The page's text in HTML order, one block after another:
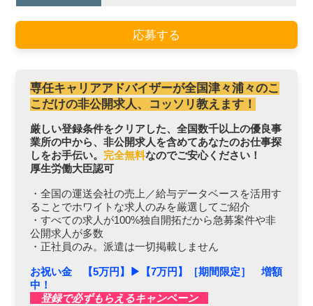
応募する
専任キャリアアドバイザーが全国津々浦々のこ
こだけの非公開求人、コッソリ教えます！
厳しい登録条件をクリアした、全国数千以上の優良事
業所の中から、非公開求人を含めてあなたのお仕事探
しをお手伝い。 完全無料なのでご安心ください！
厚生労働大臣認可
・全国の運送会社の売上／給与データベースを活用す
ることでホワイトな求人のみを厳選してご紹介
・すべての求人が100%独自開拓だから急募案件や非
公開求人が多数
・正社員のみ。派遣は一切掲載しません
お祝い金 【5万円】▶︎【7万円】［期間限定］ 増額
中！
登録で必ずもらえるキャンペーン